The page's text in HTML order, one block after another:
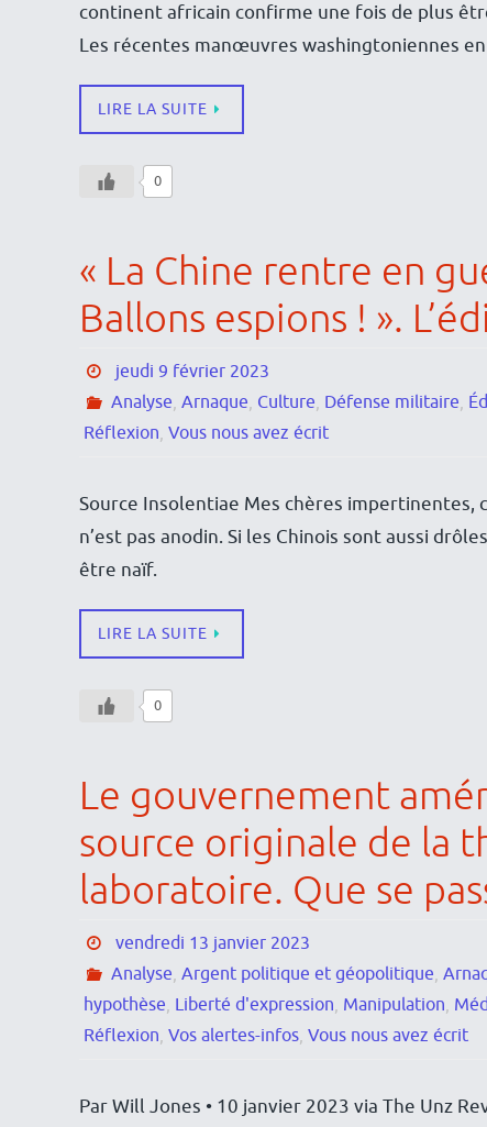
continent africain confirme une fois de plus
Les récentes manœuvres washingtoniennes
LIRE LA SUITE
0
« La Chine rentre en
Ballons espions ! ».
jeudi 9 février 2023
Analyse, Arnaque, Culture, Défense militaire,
Réflexion, Vous nous avez écrit
Source Insolentiae Mes chères impertinentes,
n’est pas anodin. Si les Chinois sont aussi
être naïf.
LIRE LA SUITE
0
Le gouvernement
source originale de la
laboratoire. Que se
vendredi 13 janvier 2023
Analyse, Argent politique et géopolitique,
hypothèse, Liberté d'expression, Manipulation,
Réflexion, Vos alertes-infos, Vous nous avez écrit
Par Will Jones • 10 janvier 2023 via The Unz